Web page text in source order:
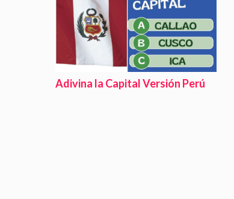
Adivina la Capital Versión Perú